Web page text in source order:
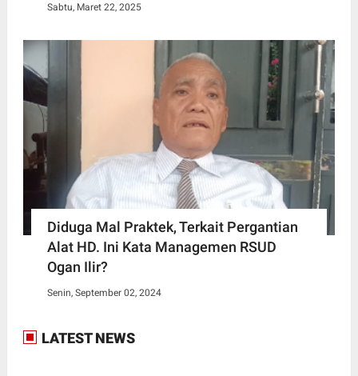
Sabtu, Maret 22, 2025
Diduga Mal Praktek, Terkait Pergantian
Alat HD. Ini Kata Managemen RSUD
Ogan Ilir?
Senin, September 02, 2024
LATEST NEWS